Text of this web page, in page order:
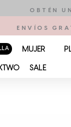
OBTÉN
ENVÍOS
MUJER
SALE